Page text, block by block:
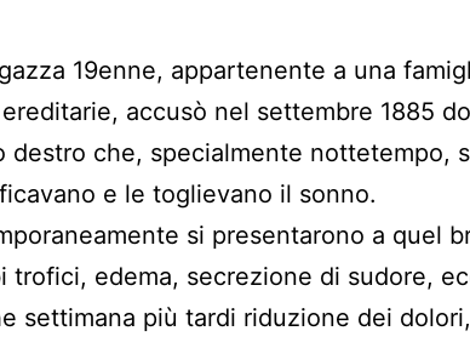
19enne, appartenente a una
accusò nel settembre 1885
destro che, specialmente nottetempo,
e le toglievano il sonno.
si presentarono a quel
trofici, edema, secrezione di sudore,
settimana più tardi riduzione dei